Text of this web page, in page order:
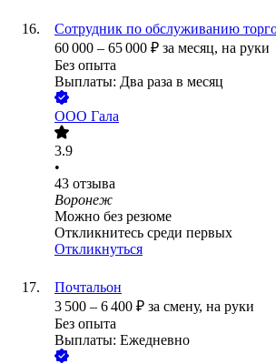
Сотрудник по обслуживанию
60 000 – 65 000 ₽ за месяц, на руки
Без опыта
Выплаты: Два раза в месяц
ООО Гала
3.9
•
43 отзыва
Воронеж
Можно без резюме
Откликнитесь среди первых
Откликнуться
Почтальон
3 500 – 6 400 ₽ за смену, на руки
Без опыта
Выплаты: Ежедневно